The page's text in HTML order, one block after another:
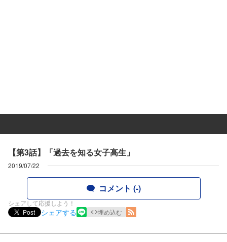
【第3話】「過去を知る女子高生」
2019/07/22
コメント (-)
シェアして応援しよう！
Post
シェアする 埋め込む